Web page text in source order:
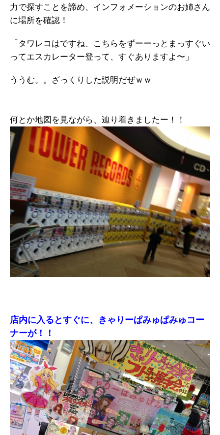
力で探すことを諦め、インフォメーションのお姉さん
に場所を確認！
「タワレコはですね、こちらをずーーっとまっすぐい
ってエスカレーター登って、すぐありますよ〜」
ううむ。。ざっくりした説明だぜｗｗ
何とか地図を見ながら、辿り着きましたー！！
店内に入るとすぐに、きゃりーぱみゅぱみゅコー
ナーが！！